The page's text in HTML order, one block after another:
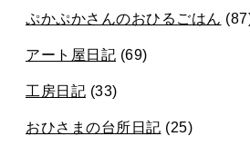
ぷかぷかさんのおひるごはん
アート屋日記 (69)
工房日記 (33)
おひさまの台所日記 (25)